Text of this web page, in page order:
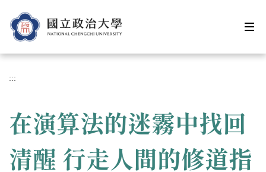
到
主
內
區
:::
在演算法的迷霧中找回
清醒 行走人間的修道指